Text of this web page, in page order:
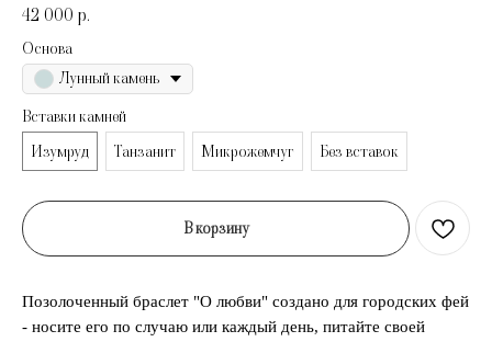
42 000 р.
Основа
Лунный камень
Вставки камней
Изумруд
Танзанит Микрожемчуг Без вставок
В корзину
Позолоченный браслет "О любви" создано для городских фей
- носите его по случаю или каждый день, питайте своей